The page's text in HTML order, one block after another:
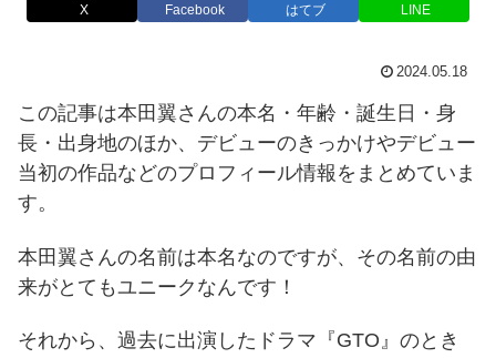
X Facebook はてブ LINE
2024.05.18
この記事は本田翼さんの本名・年齢・誕生日・身
長・出身地のほか、デビューのきっかけやデビュー
当初の作品などのプロフィール情報をまとめていま
す。
本田翼さんの名前は本名なのですが、その名前の由
来がとてもユニークなんです！
それから、過去に出演したドラマ『GTO』のとき